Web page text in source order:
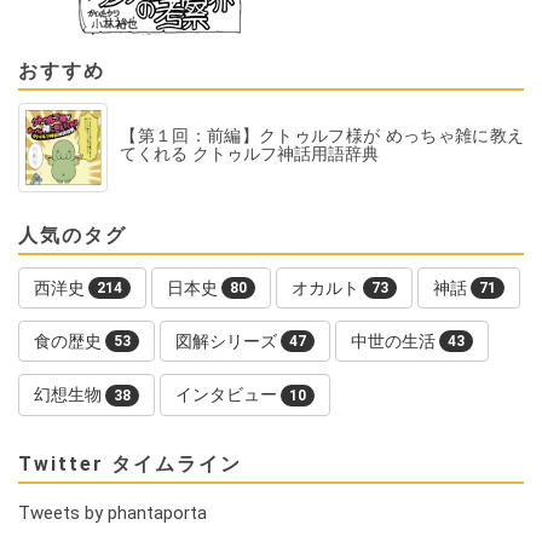
おすすめ
【第１回：前編】クトゥルフ様が めっちゃ雑に教え
てくれる クトゥルフ神話用語辞典
人気のタグ
西洋史 214 日本史 80 オカルト 73 神話 71
食の歴史 53 図解シリーズ 47 中世の生活 43
幻想生物 38 インタビュー 10
Twitter タイムライン
Tweets by phantaporta